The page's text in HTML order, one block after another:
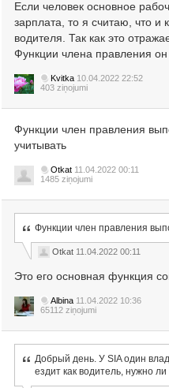
Если человек основное
зарплата, то я считаю, что и
водителя. Так как это
Функции члена правления он
Kvitka 10.04.2022 22:52
403 ziņojumi
Функции член правления
учитывать
Otkat 11.04.2022 00:11
1485 ziņojumi
Функции член правления
Otkat 11.04.2022 00:11
Это его основная функция
Albina 11.04.2022 10:36
65112 ziņojumi
Добрый день. У SIA один
ездит как водитель, нужно